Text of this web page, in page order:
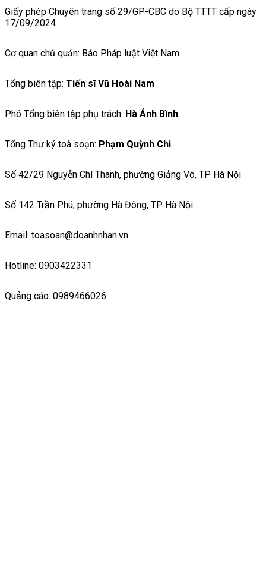
Giấy phép Chuyên trang số 29/GP-CBC do Bộ TTTT cấp ngày
17/09/2024
Cơ quan chủ quản: Báo Pháp luật Việt Nam
Tổng biên tập: Tiến sĩ Vũ Hoài Nam
Phó Tổng biên tập phụ trách: Hà Ánh Bình
Tổng Thư ký toà soạn: Phạm Quỳnh Chi
Số 42/29 Nguyễn Chí Thanh, phường Giảng Võ, TP Hà Nội
Số 142 Trần Phú, phường Hà Đông, TP Hà Nội
Email: toasoan@doanhnhan.vn
Hotline: 0903422331
Quảng cáo: 0989466026